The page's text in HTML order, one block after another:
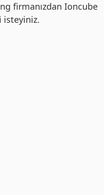
firmanızdan Ioncube
isteyiniz.